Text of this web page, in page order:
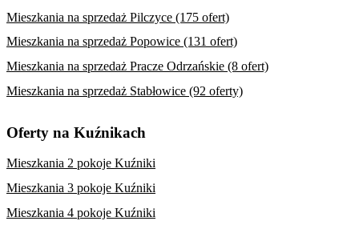
Mieszkania na sprzedaż Pilczyce (175 ofert)
Mieszkania na sprzedaż Popowice (131 ofert)
Mieszkania na sprzedaż Pracze Odrzańskie (8 ofert)
Mieszkania na sprzedaż Stabłowice (92 oferty)
Oferty na Kuźnikach
Mieszkania 2 pokoje Kuźniki
Mieszkania 3 pokoje Kuźniki
Mieszkania 4 pokoje Kuźniki